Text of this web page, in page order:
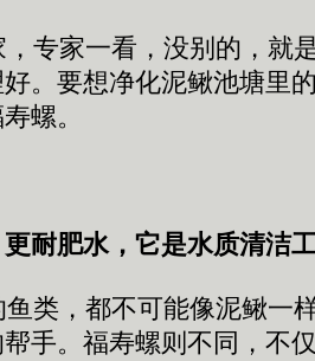
专家一看，没别的，就
。要想净化泥鳅池塘里
螺。
耐肥水，它是水质清洁
类，都不可能像泥鳅一
手。福寿螺则不同，不